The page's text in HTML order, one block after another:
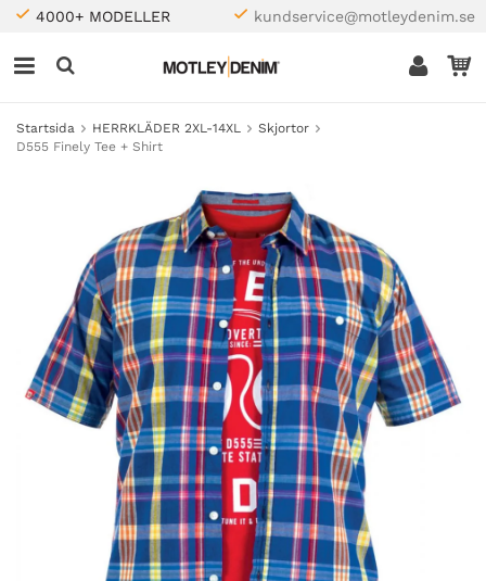
4000+ MODELLER kundservice@motleydenim.se
Startsida HERRKLÄDER 2XL-14XL
Skjortor
D555 Finely Tee + Shirt